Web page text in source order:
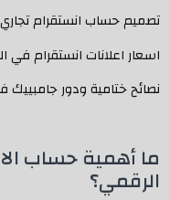
تصميم حساب انستقرام
اسعار اعلانات انستقرام في
نصائح ختامية ودور جامبييك
ما أهمية حساب
الرقمي؟